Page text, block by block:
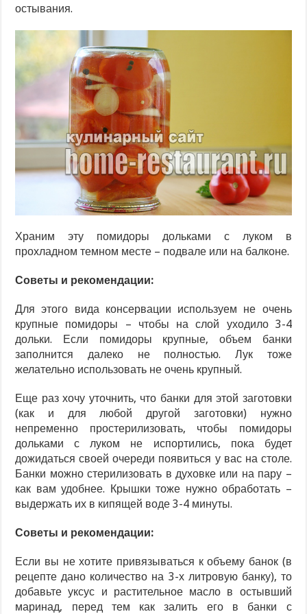
остывания.
Храним эту помидоры дольками с луком в
прохладном темном месте – подвале или на балконе.
Советы и рекомендации:
Для этого вида консервации используем не очень
крупные помидоры – чтобы на слой уходило 3-4
дольки. Если помидоры крупные, объем банки
заполнится далеко не полностью. Лук тоже
желательно использовать не очень крупный.
Еще раз хочу уточнить, что банки для этой заготовки
(как и для любой другой заготовки) нужно
непременно простерилизовать, чтобы помидоры
дольками с луком не испортились, пока будет
дожидаться своей очереди появиться у вас на столе.
Банки можно стерилизовать в духовке или на пару –
как вам удобнее. Крышки тоже нужно обработать –
выдержать их в кипящей воде 3-4 минуты.
Советы и рекомендации:
Если вы не хотите привязываться к объему банок (в
рецепте дано количество на 3-х литровую банку), то
добавьте уксус и растительное масло в остывший
маринад, перед тем как залить его в банки с